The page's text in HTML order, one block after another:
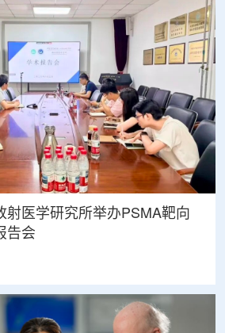
射医学研究所举办PSMA靶向
告会